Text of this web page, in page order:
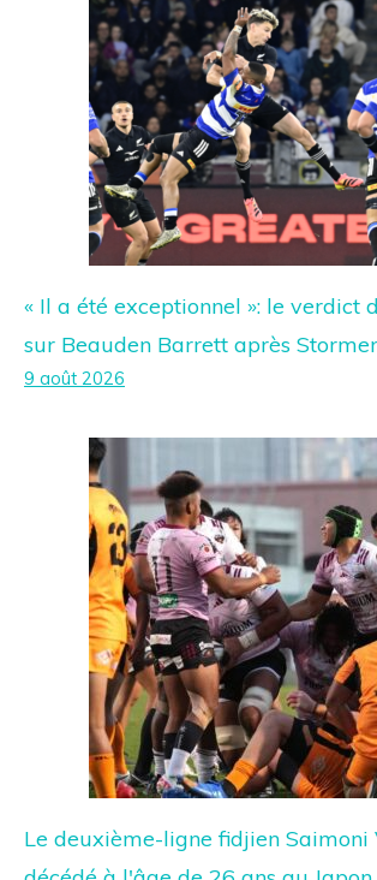
« Il a été exceptionnel »: le verdict
sur Beauden Barrett après
9 août 2026
Le deuxième-ligne fidjien Saimoni